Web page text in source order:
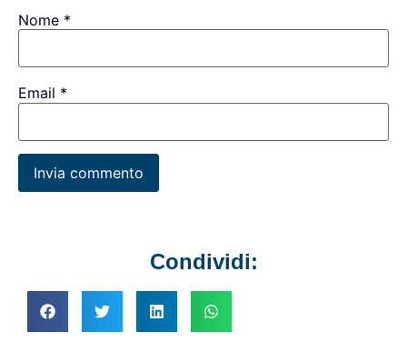
Nome *
Email *
Condividi: